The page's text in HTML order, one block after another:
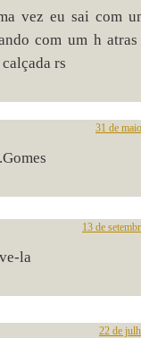
vez eu sai com
com um h
rs
31 de
13 de
la
22 de